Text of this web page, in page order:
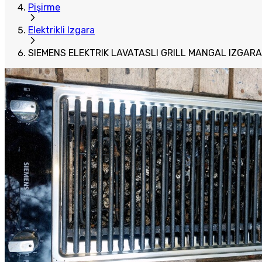
Pişirme
Elektrikli Izgara
SIEMENS ELEKTRIK LAVATASLI GRILL MANGAL IZGARA